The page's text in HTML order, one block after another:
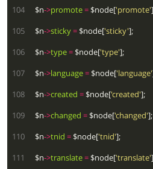
104
  $n
->promote= $node['promote'
105
  $n
->sticky= $node['sticky' ];
106
  $n
->type= $node['type' ];
107
  $n
->language= $node['language'
108
  $n
->created= $node['created' ];
109
  $n
->changed= $node['changed' ];
110
  $n
->tnid= $node['tnid' ];
111
  $n
->translate= $node['translate'